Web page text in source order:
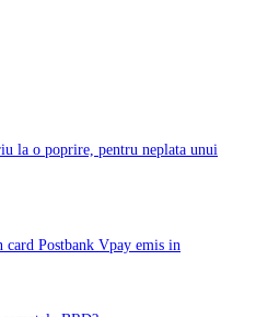
la o poprire, pentru neplata unui
card Postbank Vpay emis in